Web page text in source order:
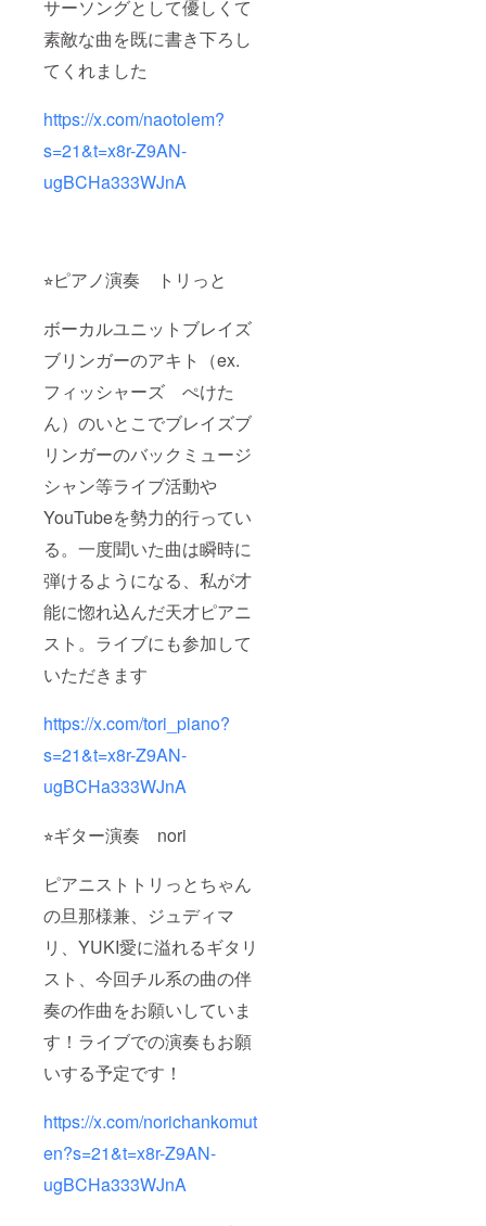
サーソングとして優しくて
素敵な曲を既に書き下ろし
てくれました
https://x.com/naotolem?
s=21&t=x8r-Z9AN-
ugBCHa333WJnA
⭐︎ピアノ演奏 トリっと
ボーカルユニットブレイズ
ブリンガーのアキト（ex.
フィッシャーズ ぺけた
ん）のいとこでブレイズブ
リンガーのバックミュージ
シャン等ライブ活動や
YouTubeを勢力的行ってい
る。一度聞いた曲は瞬時に
弾けるようになる、私が才
能に惚れ込んだ天才ピアニ
スト。ライブにも参加して
いただきます
https://x.com/tori_piano?
s=21&t=x8r-Z9AN-
ugBCHa333WJnA
⭐︎ギター演奏 nori
ピアニストトリっとちゃん
の旦那様兼、ジュディマ
リ、YUKI愛に溢れるギタリ
スト、今回チル系の曲の伴
奏の作曲をお願いしていま
す！ライブでの演奏もお願
いする予定です！
https://x.com/norichankomut
en?s=21&t=x8r-Z9AN-
ugBCHa333WJnA